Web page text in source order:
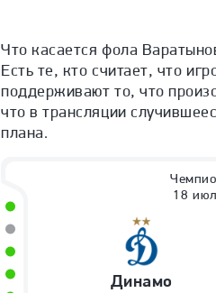
Что касается фола
Есть те, кто считает, что
поддерживают то, что
что в трансляции
плана.
18
Динамо